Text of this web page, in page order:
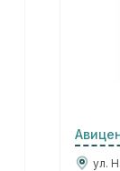
ул.